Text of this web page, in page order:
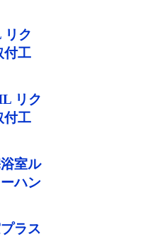
ク
付工
リク
付工
室ル
ハン
ラス